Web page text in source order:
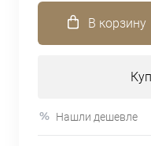
В корзину
Нашли дешевле